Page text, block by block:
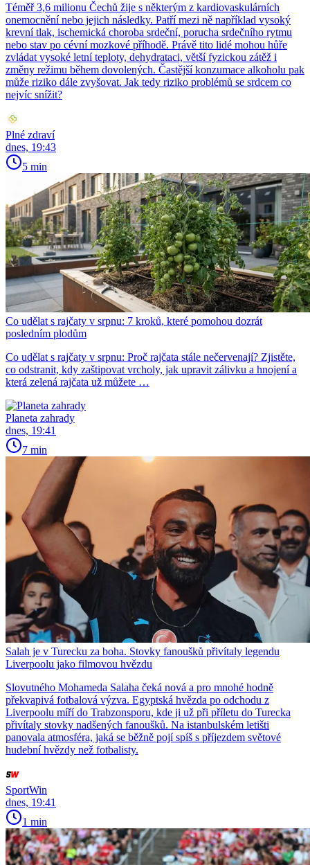
Téměř 3,6 milionu Čechů žije s některým z kardiovaskulárních
onemocnění nebo jejich následky. Patří mezi ně například vysoký
krevní tlak, ischemická choroba srdeční, porucha srdečního rytmu
nebo stav po cévní mozkové příhodě. Právě tito lidé mohou hůře
zvládat vysoké letní teploty, dehydrataci, větší fyzickou zátěž i
změny režimu během dovolených. Častější konzumace alkoholu pak
může riziko dále zvyšovat. Jak tedy riziko problémů se srdcem co
nejvíc snížit?
Plné zdraví
dnes, 19:43
5 min
Co udělat s rajčaty v srpnu: 7 kroků, které pomohou dozrát
posledním plodům
Co udělat s rajčaty v srpnu: Proč rajčata stále nečervenají? Zjistěte,
co odstranit, kdy zaštipovat vrcholy, jak upravit zálivku a hnojení a
která zelená rajčata už můžete …
Planeta zahrady
dnes, 19:41
7 min
Salah je v Turecku za boha. Stovky fanoušků přivítaly legendu
Liverpoolu jako filmovou hvězdu
Slovutného Mohameda Salaha čeká nová a pro mnohé hodně
překvapivá fotbalová výzva. Egyptská hvězda po odchodu z
Liverpoolu míří do Trabzonsporu, kde ji už při příletu do Turecka
přivítaly stovky nadšených fanoušků. Na istanbulském letišti
panovala atmosféra, jaká se běžně pojí spíš s příjezdem světové
hudební hvězdy než fotbalisty.
SportWin
dnes, 19:41
1 min